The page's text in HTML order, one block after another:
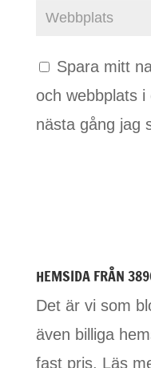
Spara mitt
och webbplats i
nästa gång jag
HEMSIDA FRÅN
Det är vi som
även billiga
fast pris. Läs